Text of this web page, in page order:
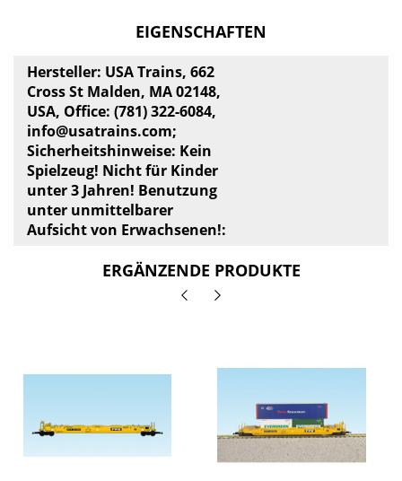
EIGENSCHAFTEN
Hersteller: USA Trains, 662
Cross St Malden, MA 02148,
USA, Office: (781) 322-6084,
info@usatrains.com;
Sicherheitshinweise: Kein
Spielzeug! Nicht für Kinder
unter 3 Jahren! Benutzung
unter unmittelbarer
Aufsicht von Erwachsenen!:
ERGÄNZENDE PRODUKTE